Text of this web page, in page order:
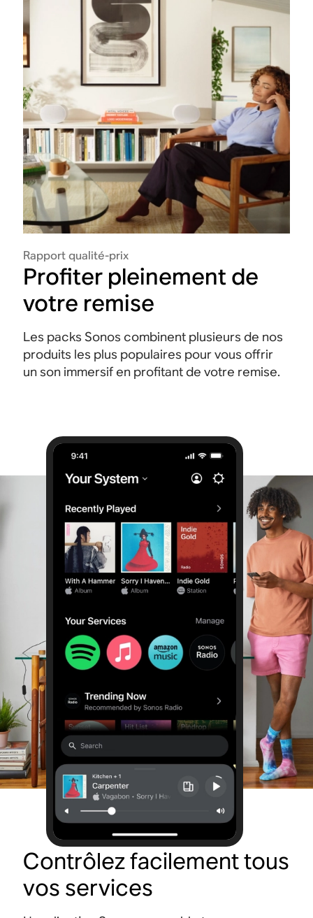
Rapport qualité-prix
Profiter pleinement de
votre remise
Les packs Sonos combinent plusieurs de nos
produits les plus populaires pour vous offrir
un son immersif en profitant de votre remise.
Contrôlez facilement tous
vos services